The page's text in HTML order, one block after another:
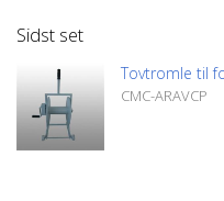
Sidst set
Tovtromle til
CMC-ARAVCP